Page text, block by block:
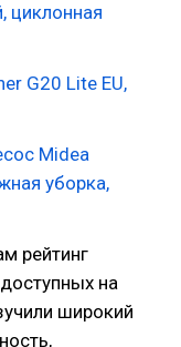
циклонная
G20 Lite EU,
Midea
уборка,
рейтинг
на
широкий